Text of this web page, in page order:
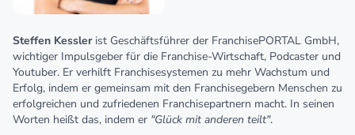
Steffen Kesslerist Geschäftsführer der FranchisePORTAL GmbH,
wichtiger Impulsgeber für die Franchise-Wirtschaft, Podcaster und
Youtuber. Er verhilft Franchisesystemen zu mehr Wachstum und
Erfolg, indem er gemeinsam mit den Franchisegebern Menschen zu
erfolgreichen und zufriedenen Franchisepartnern macht. In seinen
Worten heißt das, indem er "Glück mit anderen teilt".